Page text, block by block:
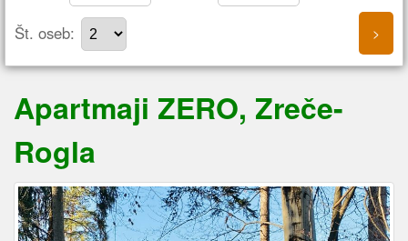
Št. oseb:
Apartmaji ZERO, Zreče-
Rogla